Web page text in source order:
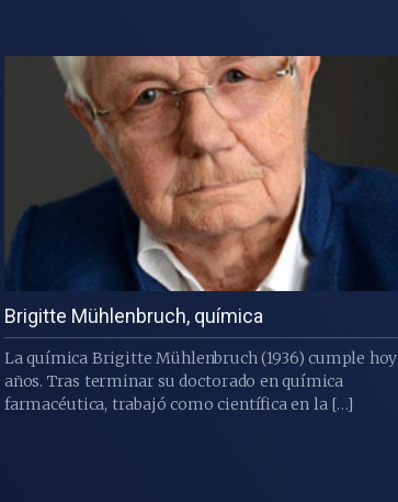
Brigitte Mühlenbruch, química
La química Brigitte Mühlenbruch (1936) cumple hoy
años. Tras terminar su doctorado en química
farmacéutica, trabajó como científica en la […]